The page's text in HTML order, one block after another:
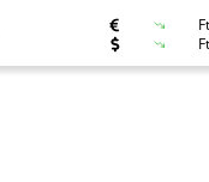
Ft
Ft